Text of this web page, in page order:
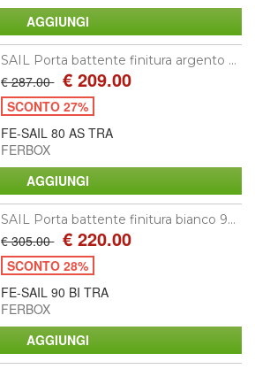
SAIL Porta battente finitura argento ...
€ 287.00 € 209.00
SCONTO 27%
FE-SAIL 80 AS TRA
FERBOX
SAIL Porta battente finitura bianco 9...
€ 305.00 € 220.00
SCONTO 28%
FE-SAIL 90 BI TRA
FERBOX